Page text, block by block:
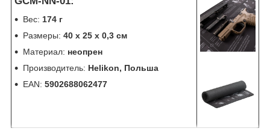
Вес: 174 г
Размеры: 40 х 25 х 0,3 см
Материал: неопрен
Производитель: Helikon, Польша
EAN: 5902688062477